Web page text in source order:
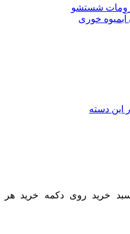
شستشو
خوری
این دسته
خرید روی دکمه خرید هر